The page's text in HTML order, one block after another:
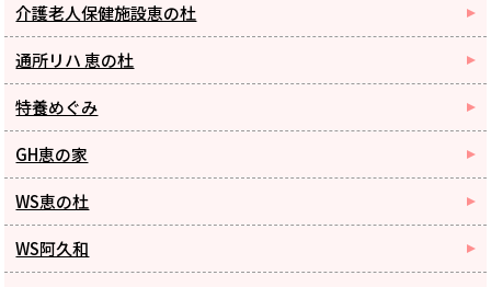
介護老人保健施設恵の杜
通所リハ 恵の杜
特養めぐみ
GH恵の家
WS恵の杜
WS阿久和